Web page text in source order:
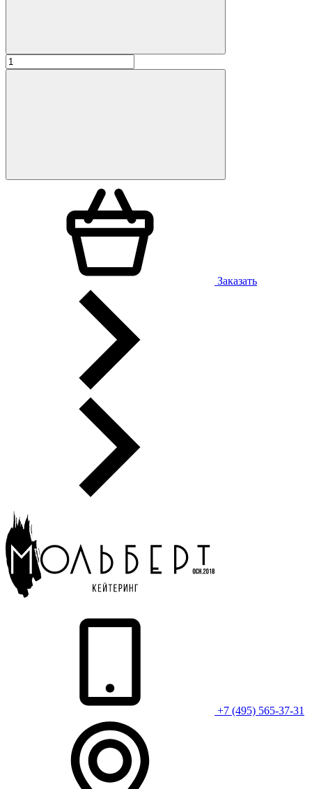
Заказать
+7 (495) 565-37-31